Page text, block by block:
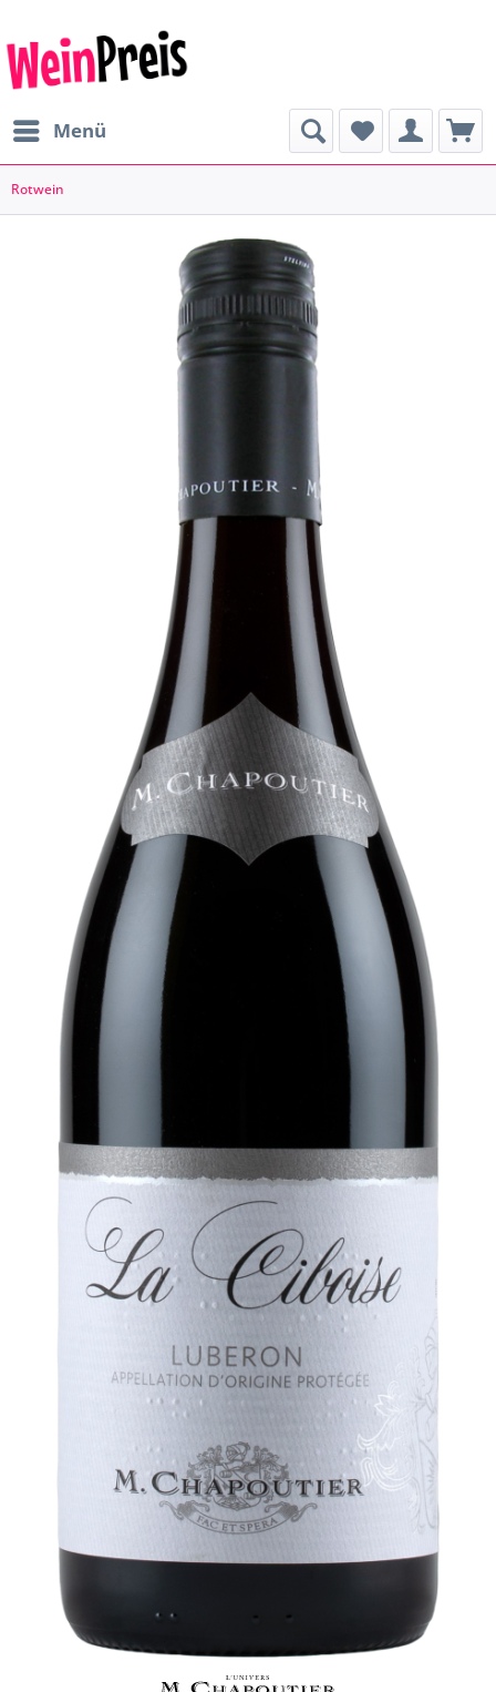
Menü
Rotwein